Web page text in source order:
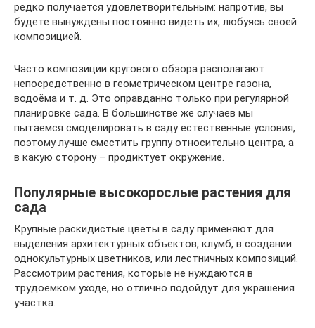
редко получается удовлетворительным: напротив, вы
будете вынуждены постоянно видеть их, любуясь своей
композицией.
Часто композиции кругового обзора располагают
непосредственно в геометрическом центре газона,
водоёма и т. д. Это оправданно только при регулярной
планировке сада. В большинстве же случаев мы
пытаемся смоделировать в саду естественные условия,
поэтому лучше сместить группу относительно центра, а
в какую сторону – продиктует окружение.
Популярные высокорослые растения для
сада
Крупные раскидистые цветы в саду применяют для
выделения архитектурных объектов, клумб, в создании
однокультурных цветников, или лестничных композиций.
Рассмотрим растения, которые не нуждаются в
трудоемком уходе, но отлично подойдут для украшения
участка.